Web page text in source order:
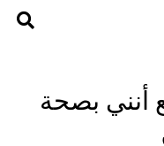
أنني بصحة